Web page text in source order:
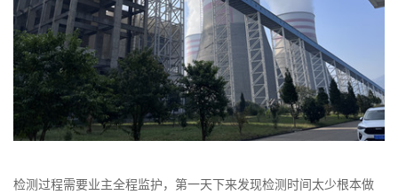
检测过程需要业主全程监护，第一天下来发现检测时间太少根本做